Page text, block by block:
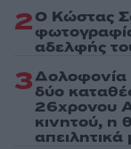
2Ο Κώστας
αδελφής
3Δολοφονία
δύο
26χρονου
κινητού, η